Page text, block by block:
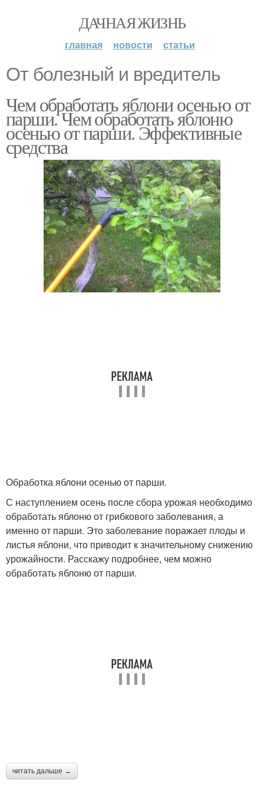
ДАЧНАЯ ЖИЗНЬ
главная новости статьи
От болезный и вредитель
Чем обработать яблони осенью от
парши. Чем обработать яблоню
осенью от парши. Эффективные
средства
Обработка яблони осенью от парши.
С наступлением осень после сбора урожая необходимо
обработать яблоню от грибкового заболевания, а
именно от парши. Это заболевание поражает плоды и
листья яблони, что приводит к значительному снижению
урожайности. Расскажу подробнее, чем можно
обработать яблоню от парши.
читать дальше →